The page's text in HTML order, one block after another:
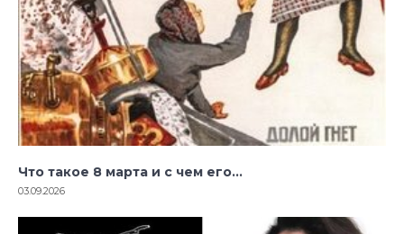
Что такое 8 марта и с чем его…
03.09.2026